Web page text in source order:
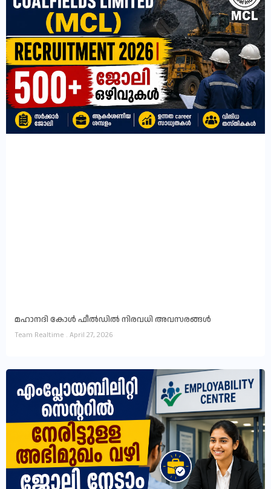
മഹാനദി കോൾ ഫീൽഡിൽ നിരവധി അവസരങ്ങൾ
Team Realtime April 27, 2026